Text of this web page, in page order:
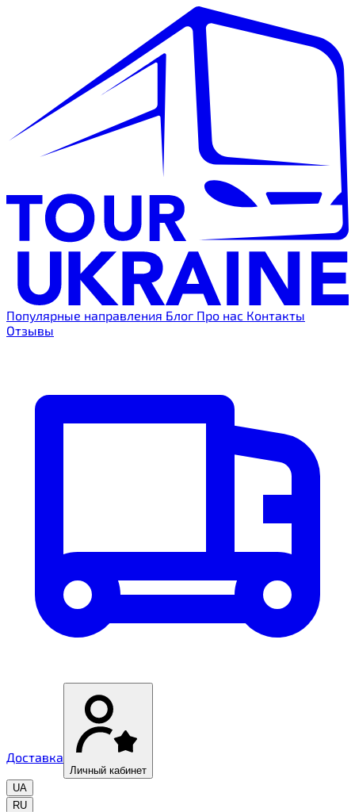
Популярные направления Блог Про нас Контакты
Отзывы
Доставка
Личный кабинет
UA
RU